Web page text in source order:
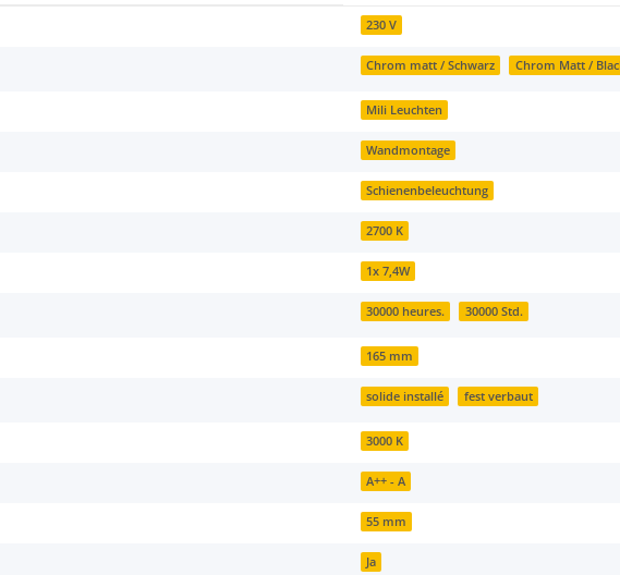
230 V
Chrom matt / Schwarz Chrom Matt /
Mili Leuchten
Wandmontage
Schienenbeleuchtung
2700 K
1x 7,4W
30000 heures. 30000 Std.
165 mm
solide installé fest verbaut
3000 K
A++ - A
55 mm
Ja